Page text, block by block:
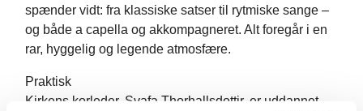
spænder vidt: fra klassiske satser til rytmiske sange –
og både a capella og akkompagneret. Alt foregår i en
rar, hyggelig og legende atmosfære.
Praktisk
Kirkens korleder, Svafa Thorhallsdottir, er uddannet